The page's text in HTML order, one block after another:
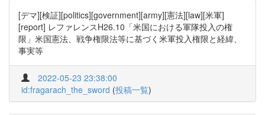
[デマ][検証][politics][government][army][憲法][law][米軍]
[report] レファレンスH26.10「米国における軍隊投入の権
限」米国憲法、戦争権限法等に基づく米軍投入権限と経緯、
事実等
2022-05-23 23:38:00
id:fragarach_the_sword (投稿一覧)